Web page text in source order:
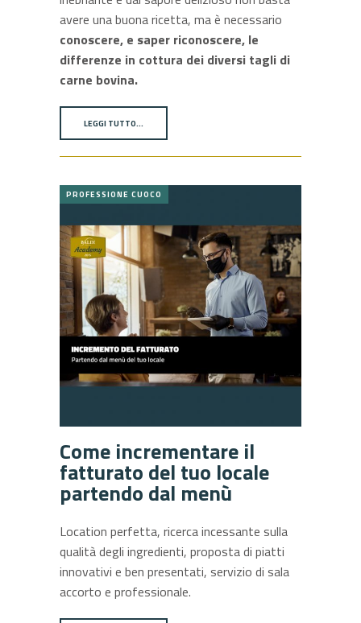
avere una buona ricetta, ma è necessario
conoscere, e saper riconoscere, le
differenze in cottura dei diversi tagli di
carne bovina.
LEGGI TUTTO…
PROFESSIONE CUOCO
Come incrementare il
fatturato del tuo locale
partendo dal menù
Location perfetta, ricerca incessante sulla
qualità degli ingredienti, proposta di piatti
innovativi e ben presentati, servizio di sala
accorto e professionale.